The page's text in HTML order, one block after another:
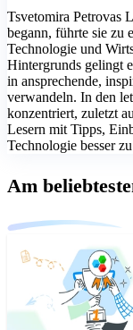
Tsvetomira Petrovas
begann, führte sie zu
Technologie und
Hintergrunds gelingt
in ansprechende,
verwandeln. In den
konzentriert, zuletzt
Lesern mit Tipps,
Technologie besser
Am